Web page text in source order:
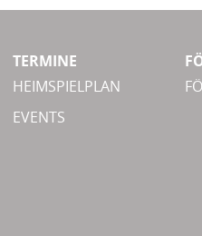
TERMINE
HEIMSPIELPLAN
EVENTS